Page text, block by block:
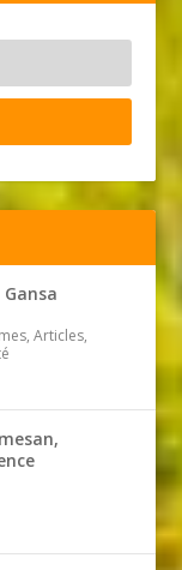
Articles,